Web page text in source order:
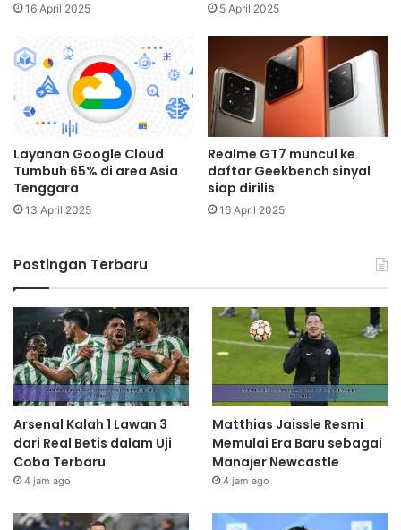
16 April 2025 5 April 2025
Layanan Google Cloud
Tumbuh 65% di area Asia
Tenggara
13 April 2025
Realme GT7 muncul ke
daftar Geekbench sinyal
siap dirilis
16 April 2025
Postingan Terbaru
Arsenal Kalah 1 Lawan 3
dari Real Betis dalam Uji
Coba Terbaru
4 jam ago
Matthias Jaissle Resmi
Memulai Era Baru sebagai
Manajer Newcastle
4 jam ago